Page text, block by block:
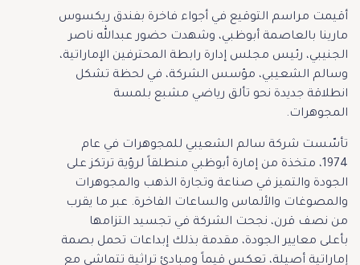
أقيمت مراسم التوقيع في أجواء فاخرة بفندق ريكسوس
مارينا بالعاصمة أبوظبي، وشهدت حضور عبدالله ناصر
الجنيبي، رئيس مجلس إدارة رابطة المحترفين الإماراتية،
وسالم الشعيبي، مؤسس الشركة، في لحظة تشكل
انطلاقة جديدة نحو تألق رياضي مشبع بلمسة
المجوهرات.
تأسّست شركة سالم الشعيبي للمجوهرات في عام
1974، متخذة من إمارة أبوظبي منطلقاً لرؤية ترتكز على
الجودة والتميز في صناعة وتجارة الذهب والمجوهرات
والمصوغات والألماس والساعات الفاخرة. عبر ما يقرب
من نصف قرن، نجحت الشركة في تجسيد التزامها
بأعلى معايير الجودة، مقدمة بذلك إبداعات تحمل بصمة
إماراتية أصيلة، تعكس قيماً ومبادئ تراثية تتماشى مع